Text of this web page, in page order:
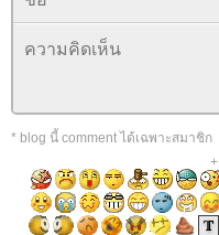
* blog นี้ comment ได้เฉพาะสมาชิก
+